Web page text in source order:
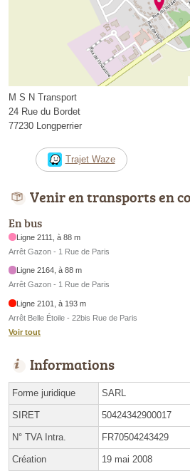
M S N Transport
24 Rue du Bordet
77230 Longperrier
Trajet Waze
Venir en transports en
En bus
Ligne 2111, à 88 m
Arrêt Gazon - 1 Rue de Paris
Ligne 2164, à 88 m
Arrêt Gazon - 1 Rue de Paris
Ligne 2101, à 193 m
Arrêt Belle Étoile - 22bis Rue de Paris
Voir tout
Informations
Forme juridique SARL
SIRET 50424342900017
N° TVA Intra. FR70504243429
Création 19 mai 2008